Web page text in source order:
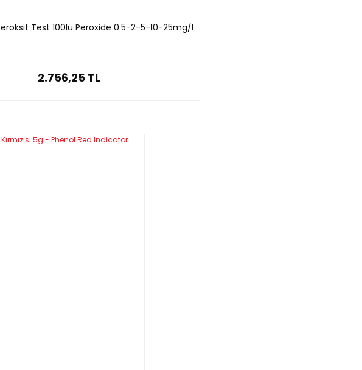
Peroksit Test 100lü Peroxide 0.5-2-5-10-25mg/l
2.756,25 TL